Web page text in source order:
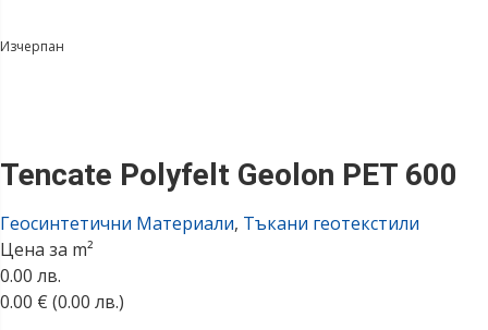
Изчерпан
Tencate Polyfelt Geolon PET 600
Геосинтетични Материали, Тъкани геотекстили
Цена за m²
0.00 лв.
0.00 € (0.00 лв.)